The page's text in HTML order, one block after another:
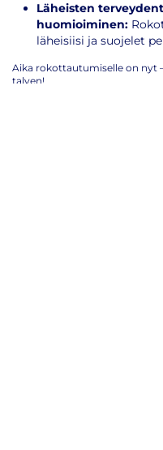
Läheisten
huomioiminen:
läheisiisi ja suojelet
Aika rokottautumiselle on nyt
talven!